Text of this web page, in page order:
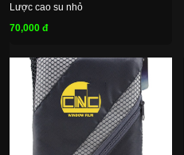
Lược cao su nhỏ
70,000 đ